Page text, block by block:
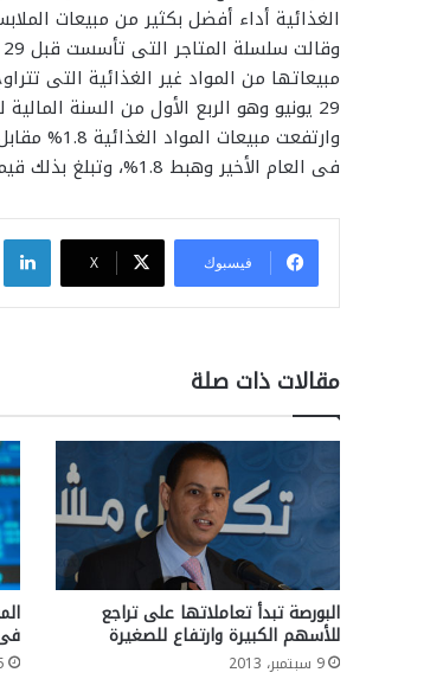
الغذائية أداء أفضل بكثير من مبيعات
29 يونيو وهو الربع الأول من السنة المالية للشركة.
فى العام الأخير وهبط 1.8%، وتبلغ بذلك قيمة الشركة 7.4 مليار جنيه إسترلينى (11.1 مليار دولار).
فيسبوك ‫X
مقالات ذات صلة
البورصة تبدأ تعاملاتها على تراجع
للأسهم الكبيرة وارتفاع للصغيرة
9 سبتمبر، 2013
فى 6
25